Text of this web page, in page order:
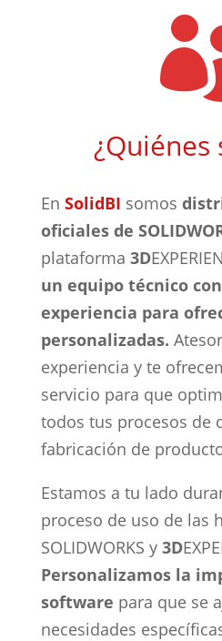
¿Quiénes
En SolidBI somos
oficiales de
plataforma 3D
un equipo técnico
experiencia para
personalizadas.
experiencia y te
servicio para que
todos tus procesos de
fabricación de
Estamos a tu lado
proceso de uso de las
SOLIDWORKS y 3D
Personalizamos la
software para que se
necesidades